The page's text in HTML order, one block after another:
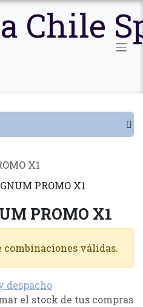
X1
PROMO X1
combinaciones válidas.
despacho
el stock de tus compras